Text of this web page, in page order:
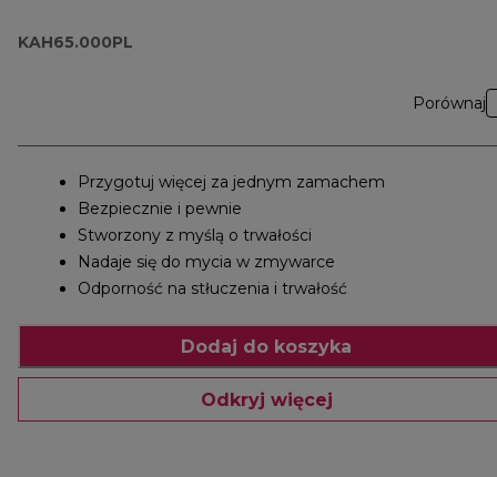
KAH65.000PL
Porównaj
Przygotuj więcej za jednym zamachem
Bezpiecznie i pewnie
Stworzony z myślą o trwałości
Nadaje się do mycia w zmywarce
Odporność na stłuczenia i trwałość
Dodaj do koszyka
Odkryj więcej